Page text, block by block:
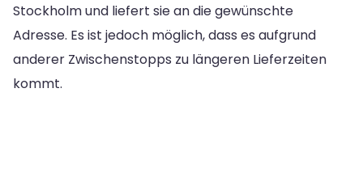
Stockholm und liefert sie an die gewünschte
Adresse. Es ist jedoch möglich, dass es aufgrund
anderer Zwischenstopps zu längeren Lieferzeiten
kommt.